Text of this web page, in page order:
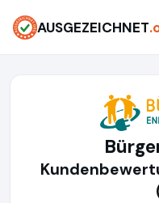
AUSGEZEICHNET